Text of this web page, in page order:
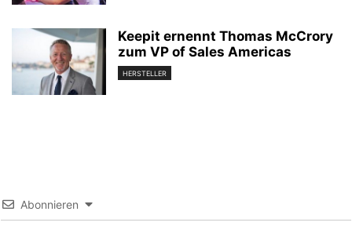
Keepit ernennt Thomas McCrory
zum VP of Sales Americas
HERSTELLER
Abonnieren